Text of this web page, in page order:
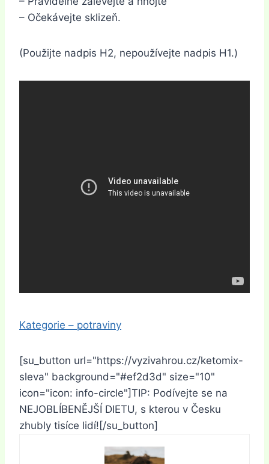
– Očekávejte sklizeň.
(Použijte nadpis H2, nepoužívejte nadpis H1.)
Kategorie – potraviny
[su_button url="https://vyzivahrou.cz/ketomix-
sleva" background="#ef2d3d" size="10"
icon="icon: info-circle"]TIP: Podívejte se na
NEJOBLÍBENĚJŠÍ DIETU, s kterou v Česku
zhubly tisíce lidí![/su_button]